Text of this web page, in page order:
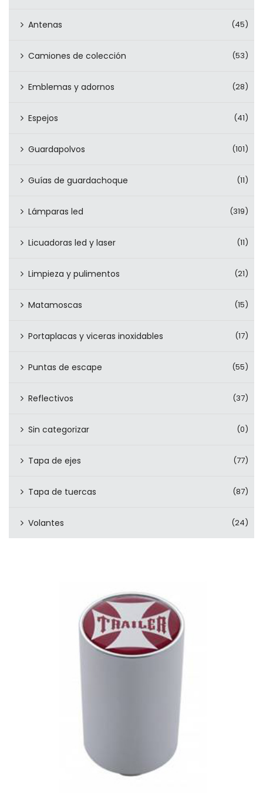
Antenas (45)
Camiones de colección (53)
Emblemas y adornos (28)
Espejos (41)
Guardapolvos (101)
Guías de guardachoque (11)
Lámparas led (319)
Licuadoras led y laser (11)
Limpieza y pulimentos (21)
Matamoscas (15)
Portaplacas y viceras inoxidables (17)
Puntas de escape (55)
Reflectivos (37)
Sin categorizar (0)
Tapa de ejes (77)
Tapa de tuercas (87)
Volantes (24)